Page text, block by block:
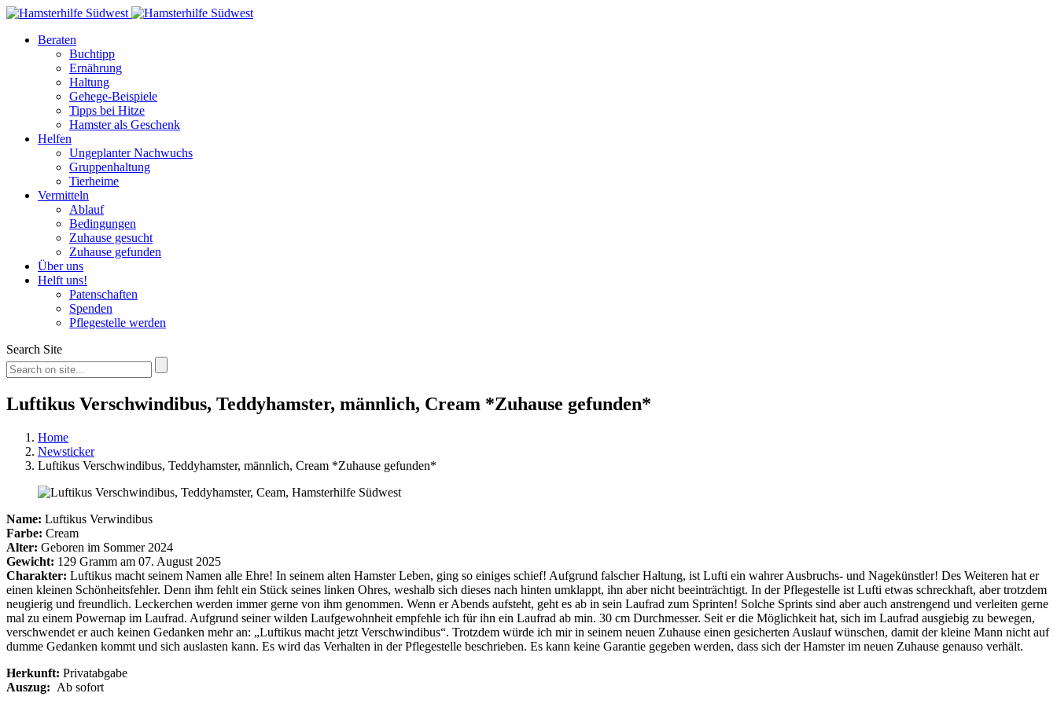
Beraten
Buchtipp
Ernährung
Haltung
Gehege-Beispiele
Tipps bei Hitze
Hamster als Geschenk
Helfen
Ungeplanter Nachwuchs
Gruppenhaltung
Tierheime
Vermitteln
Ablauf
Bedingungen
Zuhause gesucht
Zuhause gefunden
Über uns
Helft uns!
Patenschaften
Spenden
Pflegestelle werden
Search Site
Luftikus Verschwindibus, Teddyhamster, männlich, Cream *Zuhause gefunden*
Home
Newsticker
Luftikus Verschwindibus, Teddyhamster, männlich, Cream *Zuhause gefunden*
Name: Luftikus Verwindibus
Farbe: Cream
Alter: Geboren im Sommer 2024
Gewicht: 129 Gramm am 07. August 2025
Charakter: Luftikus macht seinem Namen alle Ehre! In seinem alten Hamster Leben, ging so einiges schief! Aufgrund falscher Haltung, ist Lufti ein wahrer Ausbruchs- und Nagekünstler! Des Weiteren hat er
einen kleinen Schönheitsfehler. Denn ihm fehlt ein Stück seines linken Ohres, weshalb sich dieses nach hinten umklappt, ihn aber nicht beeinträchtigt. In der Pflegestelle ist Lufti etwas schreckhaft, aber trotzdem
neugierig und freundlich. Leckerchen werden immer gerne von ihm genommen. Wenn er Abends aufsteht, geht es ab in sein Laufrad zum Sprinten! Solche Sprints sind aber auch anstrengend und verleiten gerne
mal zu einem Powernap im Laufrad. Aufgrund seiner wilden Laufgewohnheit empfehle ich für ihn ein Laufrad ab min. 30 cm Durchmesser. Seit er die Möglichkeit hat, sich im Laufrad ausgiebig zu bewegen,
verschwendet er auch keinen Gedanken mehr an: „Luftikus macht jetzt Verschwindibus“. Trotzdem würde ich mir in seinem neuen Zuhause einen gesicherten Auslauf wünschen, damit der kleine Mann nicht auf
dumme Gedanken kommt und sich auslasten kann. Es wird das Verhalten in der Pflegestelle beschrieben. Es kann keine Garantie gegeben werden, dass sich der Hamster im neuen Zuhause genauso verhält.
Herkunft: Privatabgabe
Auszug: Ab sofort